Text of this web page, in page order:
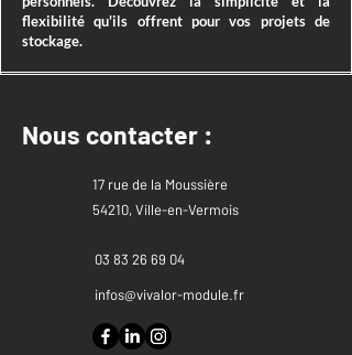
flexibilité qu'ils offrent pour vos projets de
stockage.
Nous contacter :
17 rue de la Moussière
54210, Ville-en-Vermois
03 83 26 69 04
infos@vivalor-module.fr